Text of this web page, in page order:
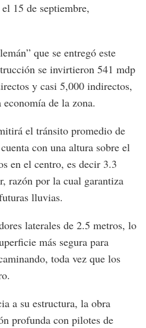
15 de septiembre,
que se entregó este
se invirtieron 541 mdp
y casi 5,000 indirectos,
de la zona.
el tránsito promedio de
con una altura sobre el
en el centro, es decir 3.3
razón por la cual garantiza
lluvias.
laterales de 2.5 metros, lo
más segura para
toda vez que los
a su estructura, la obra
profunda con pilotes de